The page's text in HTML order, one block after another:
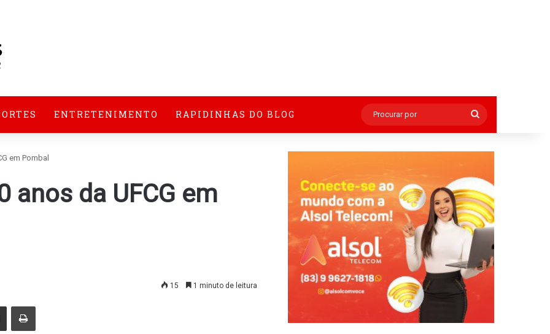
ENTRETENIMENTO RAPIDINHAS DO BLOG
Procurar
por
em Pombal
anos da UFCG em
15 1 minuto de leitura
Compartilhar via e-mail Imprimir